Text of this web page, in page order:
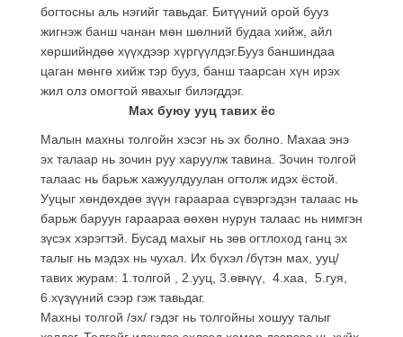
богтосны аль нэгийг тавьдаг. Битүүний орой бууз
жигнэж банш чанан мөн шөлний будаа хийж, айл
хөршийндөө хүүхдээр хүргүүлдэг.Бууз баншиндаа
цаган мөнгө хийж тэр бууз, банш таарсан хүн ирэх
жил олз омогтой явахыг билэгддэг.
Мах буюу ууц тавих ёс
Малын махны толгойн хэсэг нь эх болно. Махаа энэ
эх талаар нь зочин руу харуулж тавина. Зочин толгой
талаас нь барьж хажуулдуулан огтолж идэх ёстой.
Ууцыг хөндөхдөө зүүн гараараа сүвэргэдэн талаас нь
барьж баруун гараараа өөхөн нурун талаас нь нимгэн
зүсэх хэрэгтэй. Бусад махыг нь зөв огтлоход ганц эх
талыг нь мэдэх нь чухал. Их бүхэл /бүтэн мах, ууц/
тавих журам: 1.толгой , 2.ууц, 3.өвчүү, 4.хаа, 5.гуя,
6.хүзүүний сээр гэж тавьдаг.
Махны толгой /эх/ гэдэг нь толгойны хошуу талыг